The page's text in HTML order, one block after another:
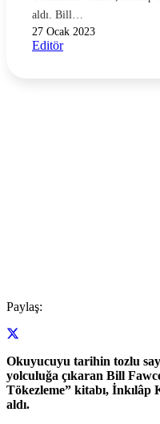
aldı. Bill…
27 Ocak 2023
Editör
Paylaş:
Okuyucuyu tarihin tozlu
yolculuğa çıkaran Bill
Tökezleme” kitabı,
aldı.